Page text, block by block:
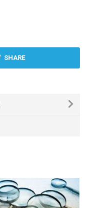
SHARE